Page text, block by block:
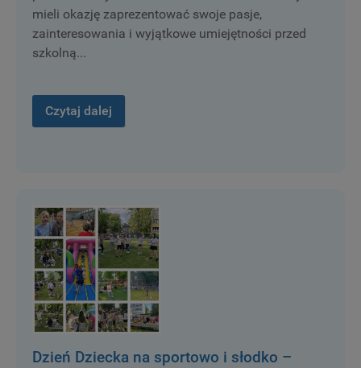
mieli okazję zaprezentować swoje pasje,
zainteresowania i wyjątkowe umiejętności przed
szkolną...
Czytaj dalej
Dzień Dziecka na sportowo i słodko –